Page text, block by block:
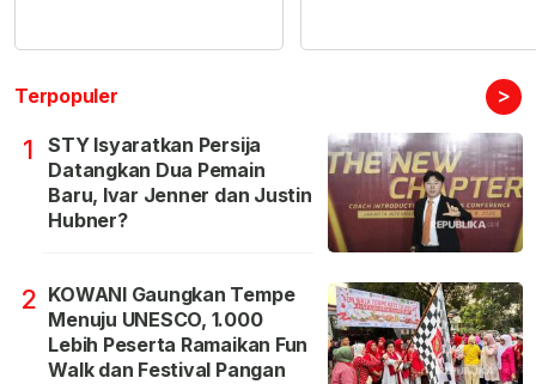
Terpopuler >
1
STY Isyaratkan Persija
Datangkan Dua Pemain
Baru, Ivar Jenner dan Justin
Hubner?
2 KOWANI Gaungkan Tempe
Menuju UNESCO, 1.000
Lebih Peserta Ramaikan Fun
Walk dan Festival Pangan